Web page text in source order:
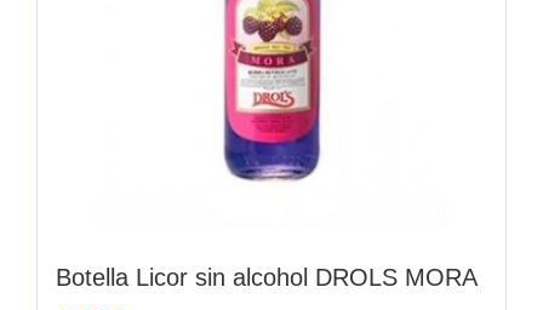
Botella Licor sin alcohol DROLS MORA